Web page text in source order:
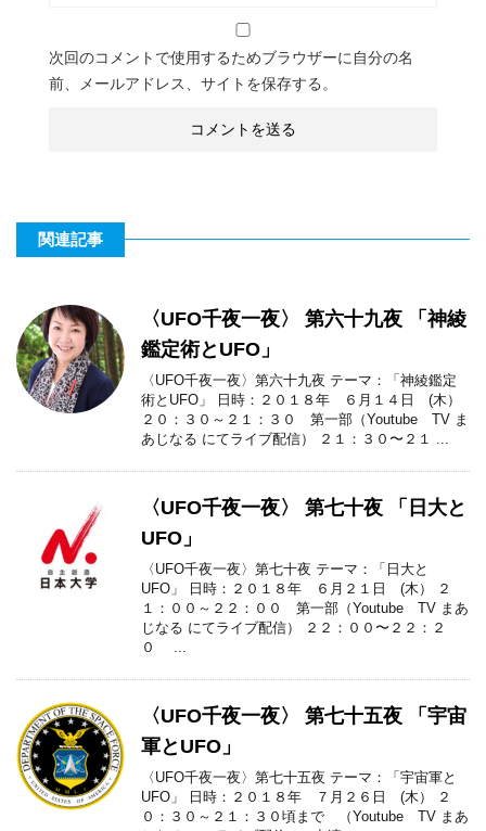
次回のコメントで使用するためブラウザーに自分の名
前、メールアドレス、サイトを保存する。
関連記事
〈UFO千夜一夜〉 第六十九夜 「神綾
鑑定術とUFO」
〈UFO千夜一夜〉第六十九夜 テーマ：「神綾鑑定
術とUFO」 日時：２０１８年 ６月１４日 (木）
２０：３０～２１：３０ 第一部（Youtube TV ま
あじなる にてライブ配信） ２１：３０〜２１ ...
〈UFO千夜一夜〉 第七十夜 「日大と
UFO」
〈UFO千夜一夜〉第七十夜 テーマ：「日大と
UFO」 日時：２０１８年 ６月２１日 (木） ２
１：００～２２：００ 第一部（Youtube TV まあ
じなる にてライブ配信） ２２：００〜２２：２
０ ...
〈UFO千夜一夜〉 第七十五夜 「宇宙
軍とUFO」
〈UFO千夜一夜〉第七十五夜 テーマ：「宇宙軍と
UFO」 日時：２０１８年 ７月２６日 (木） ２
０：３０～２１：３０頃まで （Youtube TV まあ